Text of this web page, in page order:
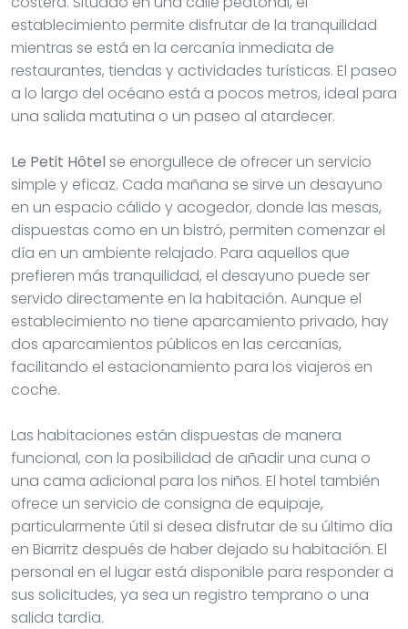
establecimiento permite disfrutar de la tranquilidad
mientras se está en la cercanía inmediata de
restaurantes, tiendas y actividades turísticas. El paseo
a lo largo del océano está a pocos metros, ideal para
una salida matutina o un paseo al atardecer.
Le Petit Hôtel se enorgullece de ofrecer un servicio
simple y eficaz. Cada mañana se sirve un desayuno
en un espacio cálido y acogedor, donde las mesas,
dispuestas como en un bistró, permiten comenzar el
día en un ambiente relajado. Para aquellos que
prefieren más tranquilidad, el desayuno puede ser
servido directamente en la habitación. Aunque el
establecimiento no tiene aparcamiento privado, hay
dos aparcamientos públicos en las cercanías,
facilitando el estacionamiento para los viajeros en
coche.
Las habitaciones están dispuestas de manera
funcional, con la posibilidad de añadir una cuna o
una cama adicional para los niños. El hotel también
ofrece un servicio de consigna de equipaje,
particularmente útil si desea disfrutar de su último día
en Biarritz después de haber dejado su habitación. El
personal en el lugar está disponible para responder a
sus solicitudes, ya sea un registro temprano o una
salida tardía.